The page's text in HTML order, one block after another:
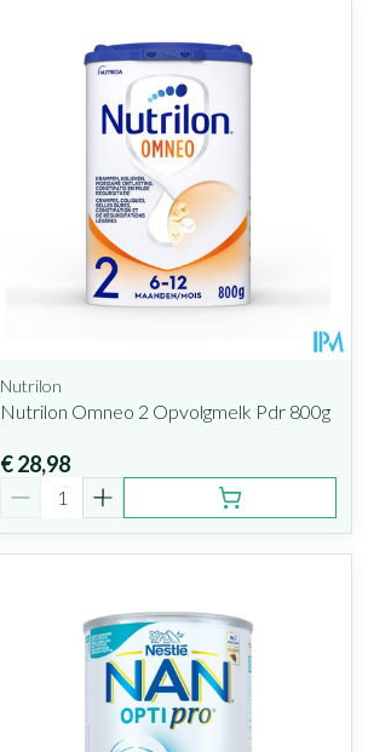
Nutrilon
Nutrilon Omneo 2 Opvolgmelk Pdr 800g
€ 28,98